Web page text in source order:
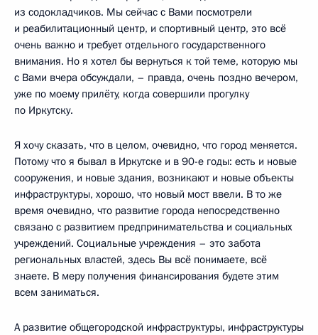
из содокладчиков. Мы сейчас с Вами посмотрели
и реабилитационный центр, и спортивный центр, это всё
очень важно и требует отдельного государственного
внимания. Но я хотел бы вернуться к той теме, которую мы
с Вами вчера обсуждали, – правда, очень поздно вечером,
уже по моему прилёту, когда совершили прогулку
по Иркутску.
Я хочу сказать, что в целом, очевидно, что город меняется.
Потому что я бывал в Иркутске и в 90-е годы: есть и новые
сооружения, и новые здания, возникают и новые объекты
инфраструктуры, хорошо, что новый мост ввели. В то же
время очевидно, что развитие города непосредственно
связано с развитием предпринимательства и социальных
учреждений. Социальные учреждения – это забота
региональных властей, здесь Вы всё понимаете, всё
знаете. В меру получения финансирования будете этим
всем заниматься.
А развитие общегородской инфраструктуры, инфраструктуры